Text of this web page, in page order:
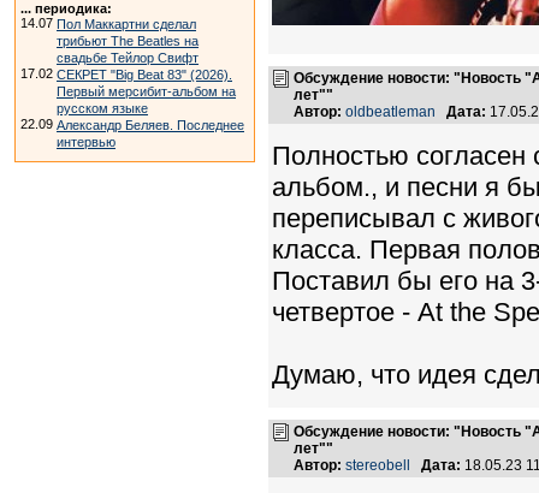
... периодика:
14.07 Пол Маккартни сделал
трибьют The Beatles на
свадьбе Тейлор Свифт
17.02 СЕКРЕТ "Big Beat 83" (2026).
Первый мерсибит-альбом на
русском языке
22.09 Александр Беляев. Последнее
интервью
Обсуждение новости: "Новость
лет""
Автор: oldbeatleman Дата:
Полностью согласен
альбом., и песни я
переписывал с
класса. Первая
Поставил бы его на
четвертое - At the
Думаю, что идея
Обсуждение новости: "Новость
лет""
Автор: stereobell Дата: 18.05.23